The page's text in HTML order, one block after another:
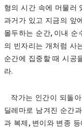
형의 시간 속에 머물러
과거가 있고 지금의 앞
몰두하는 순간, 이내 순
의 빈자리는 개처럼 사
순간에 집중할 때 시공
라.
작가는 인간이 되돌
딜레마로 남겨진 순간
과 복제 , 변이와 변종